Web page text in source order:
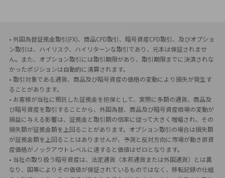
• 外国為替証拠金取引(FX)、商品CFD取引、暗号資産CFD取引、及びオプショ
ン取引は、ハイリスク、ハイリターンな取引であり、元本は保証されませ
ん。また、オプション取引には取引期限があり、取引期限までに決済されな
かったポジションは自動的に清算されます。
• 取引対象である通貨、商品及び暗号資産の価格の変動により損失が発生す
ることがあります。
• お客様が当社に預託した証拠金を担保として、実際に多額の通貨、商品及
び暗号資産を取引することから、外国為替、商品及び暗号資産相場の変動が
損益に与える影響は、証拠金と取引額の倍率に従って大きく増幅され、その
損失額が証拠金額を上回ることがあります。オプション取引の場合は損失額
が証拠金額を上回ることはありませんが、予測と反対方向に市場が動き原資
産価格がノックアウトレベルに達すると価値はゼロとなります。
• 当社の取り扱う暗号資産は、法定通貨（本邦通貨または外国通貨）とは異
なり、国等によりその価値が保証されているものではなく、移転記録の仕組